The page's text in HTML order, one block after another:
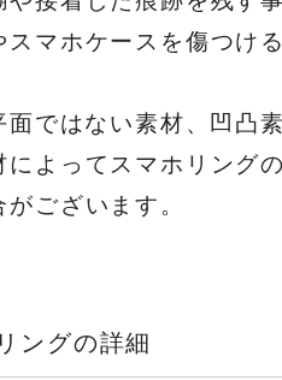
スマホケースを傷つけ
ではない素材、凹凸
によってスマホリング
ございます。
ングの詳細